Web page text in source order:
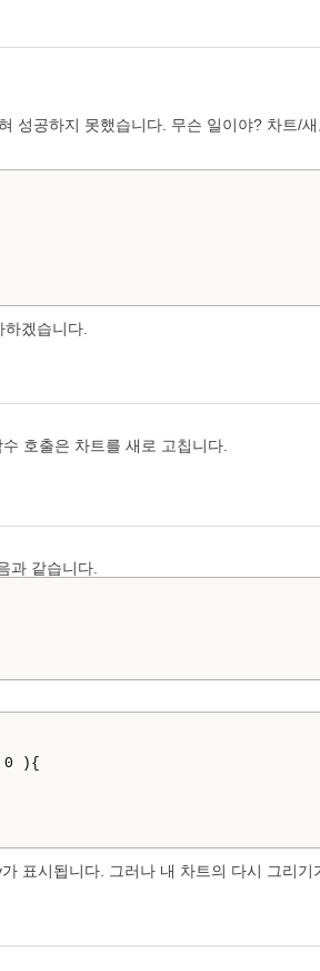
성공하지 못했습니다. 무슨 일이야? 차트/
하겠습니다.
호출은 차트를 새로 고칩니다.
과 같습니다.
0
){
표시됩니다. 그러나 내 차트의 다시 그리